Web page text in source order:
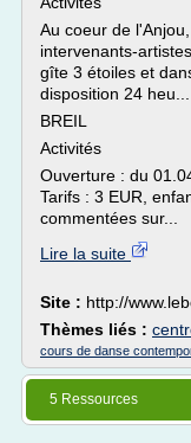
Au coeur de
intervenants-
gîte 3 étoiles et
disposition 24 heu...
BREIL
Activités
Ouverture : du
Tarifs : 3 EUR,
commentées sur...
Lire la suite
Site : http://
Thèmes liés :
cours de danse
5 Ressources